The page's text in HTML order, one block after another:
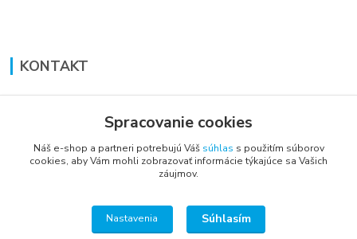
KONTAKT
+421 948 711 774
vsetkoprenabytok@gmail.com
Spracovanie cookies
Náš e-shop a partneri potrebujú Váš súhlas s použitím súborov
cookies, aby Vám mohli zobrazovať informácie týkajúce sa Vašich
záujmov.
Nastavenia Súhlasím